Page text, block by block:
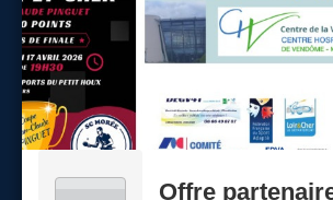
Offre